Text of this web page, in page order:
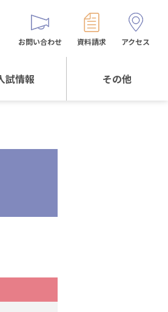
試情報 その他
お問い合わせ 資料請求 アクセス